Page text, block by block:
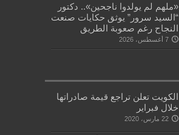
«ملهم لم يولدوا ناجحين».. دكتور
“السيد سرور” يوثق حكايات صنعت
النجاح رغم صعوبة الطريق
7 أغسطس، 2026
الكويت تعلن تراجع قيمة صادراتها
خلال فبراير
22 مارس، 2020